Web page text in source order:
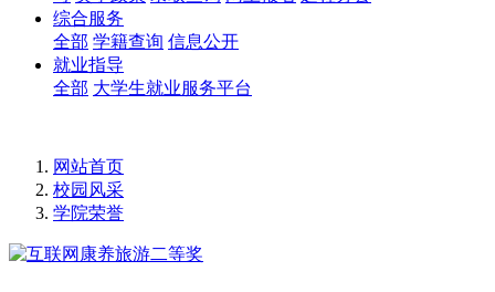
综合服务
全部 学籍查询 信息公开
就业指导
全部 大学生就业服务平台
网站首页
校园风采
学院荣誉